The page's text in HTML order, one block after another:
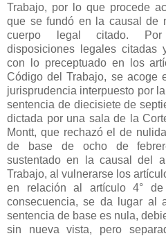
Trabajo, por lo que procede
que se fundó en la causal de
cuerpo legal citado. Por
disposiciones legales citadas
con lo preceptuado en los
Código del Trabajo, se acoge
jurisprudencia interpuesto por
sentencia de diecisiete de
dictada por una sala de la
Montt, que rechazó el de
de base de ocho de
sustentado en la causal del
Trabajo, al vulnerarse los
en relación al artículo 4°
consecuencia, se da lugar al
sentencia de base es nula,
sin nueva vista, pero